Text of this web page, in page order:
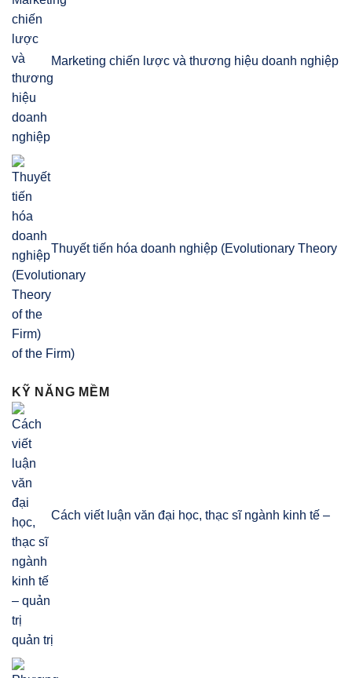
Marketing chiến lược và thương hiệu doanh nghiệp
Thuyết tiến hóa doanh nghiệp (Evolutionary Theory
of the Firm)
KỸ NĂNG MỀM
Cách viết luận văn đại học, thạc sĩ ngành kinh tế –
quản trị